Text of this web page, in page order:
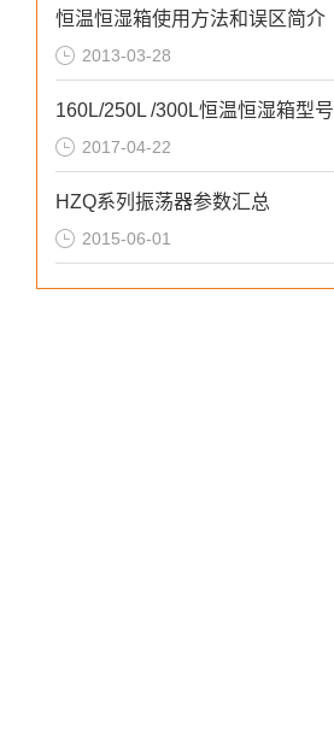
恒温恒湿箱使用方法和误区简介
2013-03-28
160L/250L /300L恒温恒湿箱型号
2017-04-22
HZQ系列振荡器参数汇总
2015-06-01